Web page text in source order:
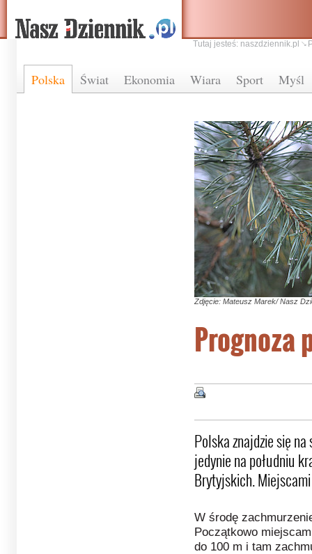
Polska Świat Ekonomia Wiara Sport Myśl
Tutaj jesteś: naszdziennik.pl
Zdjęcie: Mateusz Marek/ Nasz
Prognoza
Polska znajdzie się
jedynie na południu
Brytyjskich.
W środę
Początkowo
do 100 m i tam